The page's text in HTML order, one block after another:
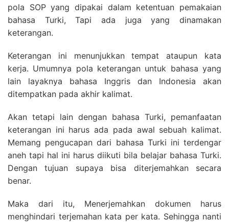
pola SOP yang dipakai dalam ketentuan pemakaian
bahasa Turki, Tapi ada juga yang dinamakan
keterangan.
Keterangan ini menunjukkan tempat ataupun kata
kerja. Umumnya pola keterangan untuk bahasa yang
lain layaknya bahasa Inggris dan Indonesia akan
ditempatkan pada akhir kalimat.
Akan tetapi lain dengan bahasa Turki, pemanfaatan
keterangan ini harus ada pada awal sebuah kalimat.
Memang pengucapan dari bahasa Turki ini terdengar
aneh tapi hal ini harus diikuti bila belajar bahasa Turki.
Dengan tujuan supaya bisa diterjemahkan secara
benar.
Maka dari itu, Menerjemahkan dokumen harus
menghindari terjemahan kata per kata. Sehingga nanti